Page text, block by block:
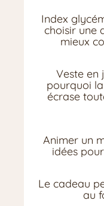
Index
choisir une
mieux
Veste en
pourquoi
écrase
Animer un
idées
Le cadeau
au